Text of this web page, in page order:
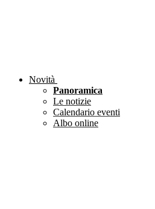
Novità
Panoramica
Le notizie
Calendario eventi
Albo online